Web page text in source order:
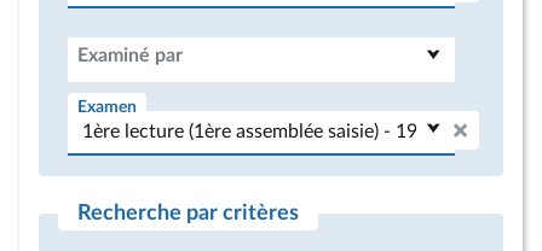
Examiné par
Examen
Recherche par critères